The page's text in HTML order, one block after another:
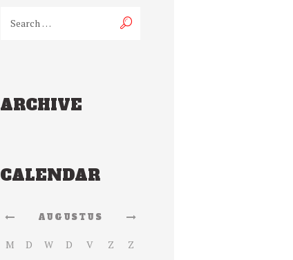
ARCHIVE
CALENDAR
AUGUSTUS
M D W D V Z
Z